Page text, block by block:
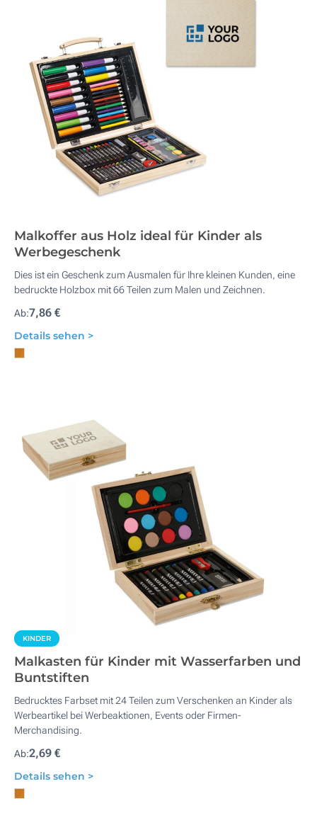
Malkoffer aus Holz ideal für Kinder als
Werbegeschenk
Dies ist ein Geschenk zum Ausmalen für Ihre kleinen Kunden, eine
bedruckte Holzbox mit 66 Teilen zum Malen und Zeichnen.
Ab:7,86 €
Details sehen >
KINDER
Malkasten für Kinder mit Wasserfarben und
Buntstiften
Bedrucktes Farbset mit 24 Teilen zum Verschenken an Kinder als
Werbeartikel bei Werbeaktionen, Events oder Firmen-
Merchandising.
Ab:2,69 €
Details sehen >